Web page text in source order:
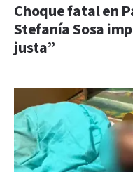
Choque fatal en
Stefanía Sosa
justa”